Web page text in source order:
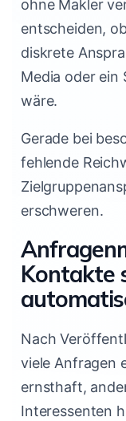
ohne Makler
entscheiden,
diskrete
Media oder ein
wäre.
Gerade bei
fehlende
erschweren.
Kontakte
Nach
viele Anfragen
ernsthaft,
Interessenten